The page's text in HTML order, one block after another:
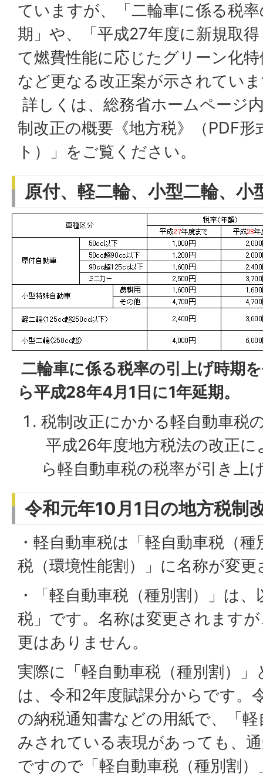
ていますが、「二輪車に係る税
期」や、「平成27年度に新規取
て燃費性能に応じたグリーン化
など更なる改正案が示されてい
詳しくは、総務省ホームページ
制改正の概要《地方税》（PDF
ト）」をご覧ください。
原付、軽二輪、小型二輪、小
二輪車に係る税率の引上げ時期
ら平成28年4月1日に1年延期。
税制改正にかかる軽自動車税
平成26年度地方税法の改正
ら軽自動車税の税率が引き上
令和元年10月1日の地方税制
・軽自動車税は「軽自動車税（
税（環境性能割）」に名称が変
・「軽自動車税（種別割）」は
税」です。名称は変更されます
更はありません。
実際に「軽自動車税（種別割）
は、令和2年度賦課分からです。
の納税通知書などの用紙で、「
みされている表現があっても、
ですので「軽自動車税（種別割